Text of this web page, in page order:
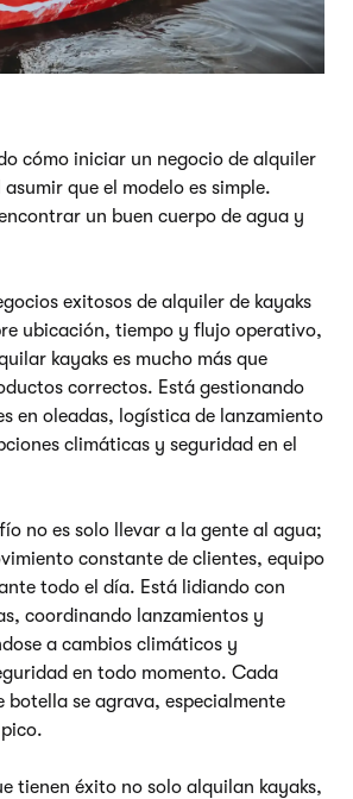
cómo iniciar un negocio de alquiler
que el modelo es simple.
un buen cuerpo de agua y
exitosos de alquiler de kayaks
ubicación, tiempo y flujo operativo,
kayaks es mucho más que
correctos. Está gestionando
en oleadas, logística de lanzamiento
climáticas y seguridad en el
no es solo llevar a la gente al agua;
constante de clientes, equipo
todo el día. Está lidiando con
coordinando lanzamientos y
a cambios climáticos y
en todo momento. Cada
botella se agrava, especialmente
tienen éxito no solo alquilan kayaks,